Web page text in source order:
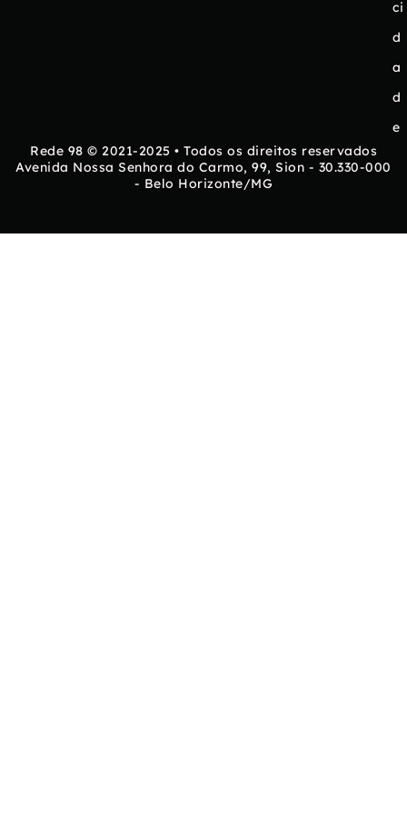
ci
d
a
d
e
Rede 98 © 2021-2025 • Todos os direitos reservados
Avenida Nossa Senhora do Carmo, 99, Sion - 30.330-000
- Belo Horizonte/MG